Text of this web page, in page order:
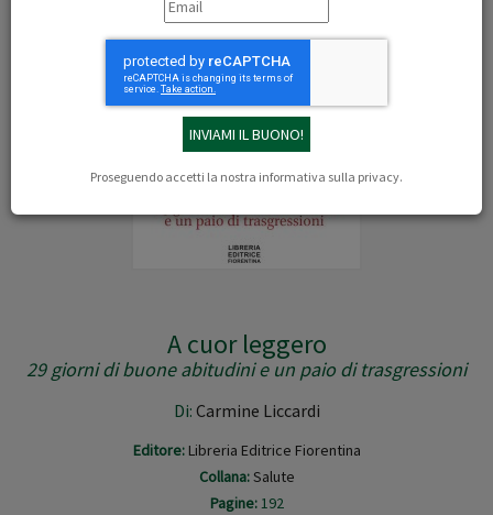
Proseguendo accetti la nostra informativa sulla privacy.
A cuor leggero
29 giorni di buone abitudini e un paio di trasgressioni
Di: Carmine Liccardi
Editore: Libreria Editrice Fiorentina
Collana:Salute
Pagine:192